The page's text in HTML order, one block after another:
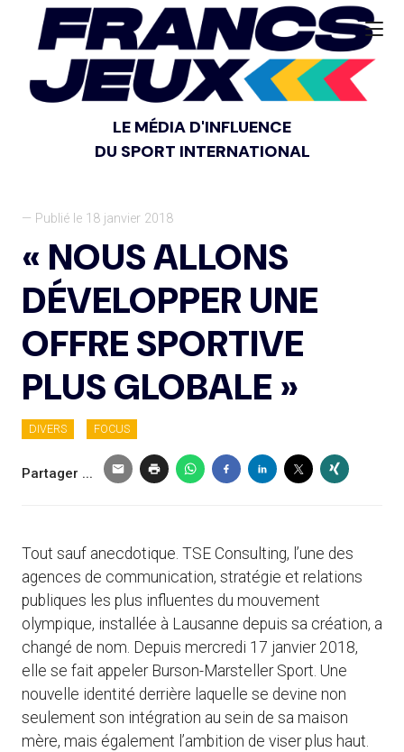
LE MÉDIA D'INFLUENCE
DU SPORT INTERNATIONAL
— Publié le 18 janvier 2018
« NOUS ALLONS
DÉVELOPPER UNE
OFFRE SPORTIVE
PLUS GLOBALE »
DIVERS FOCUS
Partager ...
Tout sauf anecdotique. TSE Consulting, l’une des
agences de communication, stratégie et relations
publiques les plus influentes du mouvement
olympique, installée à Lausanne depuis sa création, a
changé de nom. Depuis mercredi 17 janvier 2018,
elle se fait appeler Burson-Marsteller Sport. Une
nouvelle identité derrière laquelle se devine non
seulement son intégration au sein de sa maison
mère, mais également l’ambition de viser plus haut.